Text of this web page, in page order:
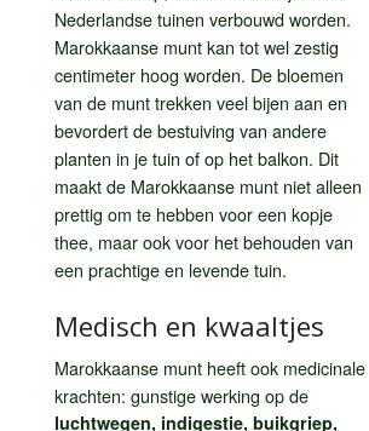
Nederlandse tuinen verbouwd worden.
Marokkaanse munt kan tot wel zestig
centimeter hoog worden. De bloemen
van de munt trekken veel bijen aan en
bevordert de bestuiving van andere
planten in je tuin of op het balkon. Dit
maakt de Marokkaanse munt niet alleen
prettig om te hebben voor een kopje
thee, maar ook voor het behouden van
een prachtige en levende tuin.
Medisch en kwaaltjes
Marokkaanse munt heeft ook medicinale
krachten: gunstige werking op de
luchtwegen, indigestie, buikgriep,